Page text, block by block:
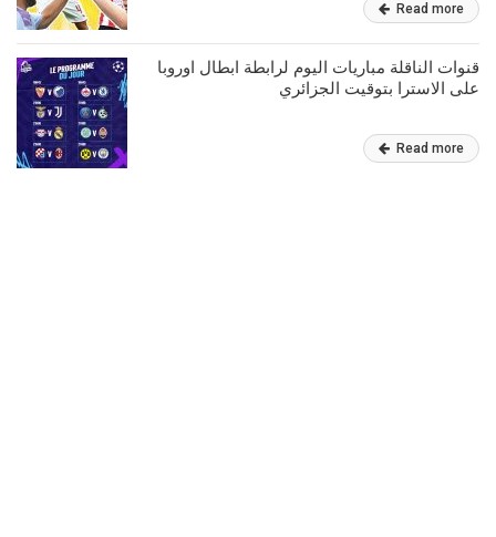
Read more
قنوات الناقلة مباريات اليوم لرابطة ابطال اوروبا
على الاسترا بتوقيت الجزائري
Read more